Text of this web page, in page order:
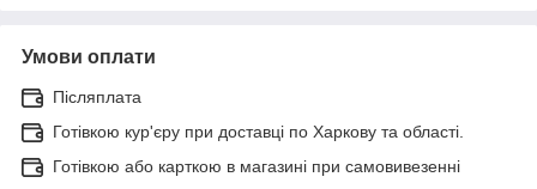
Умови оплати
Післяплата
Готівкою кур'єру при доставці по Харкову та області.
Готівкою або карткою в магазині при самовивезенні